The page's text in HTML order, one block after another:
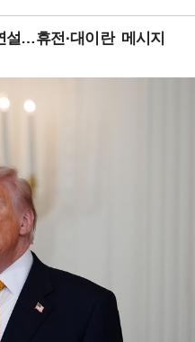
…휴전·대이란 메시지